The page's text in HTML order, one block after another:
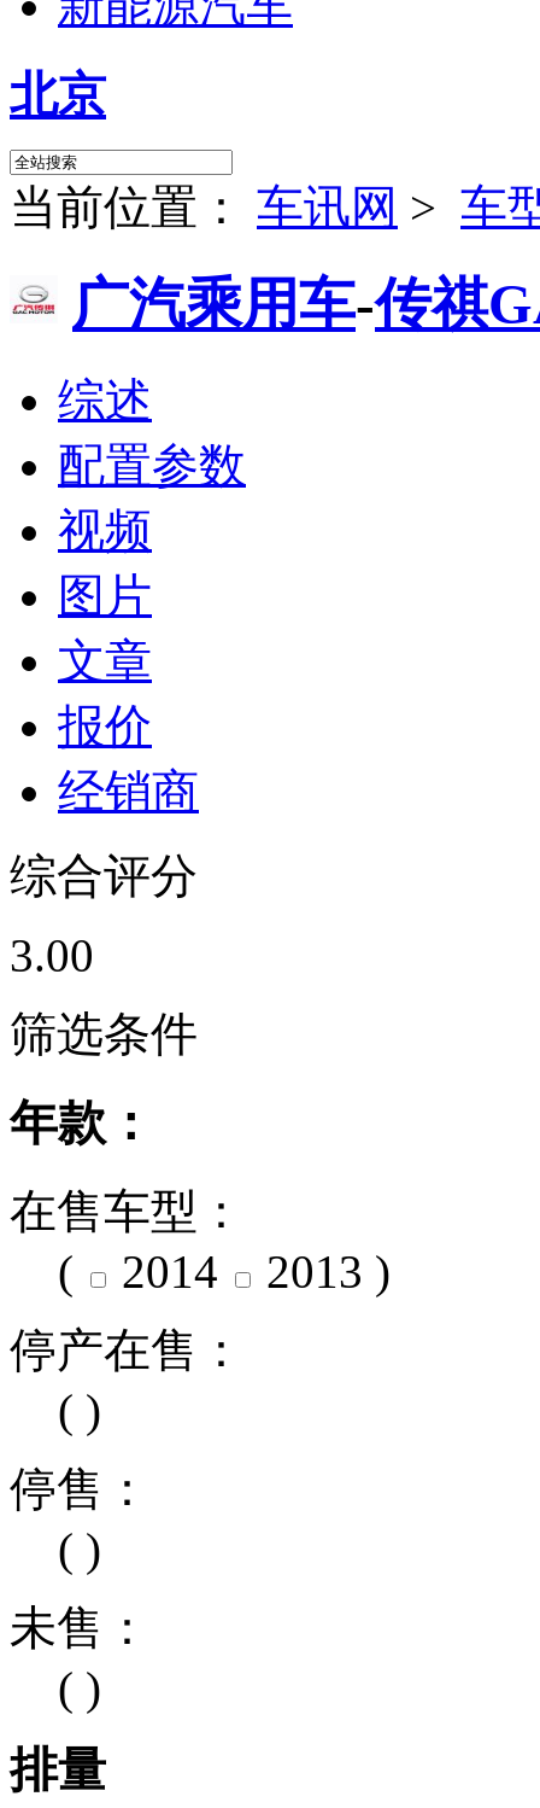
北京
当前位置： 车讯网 > 车
广汽乘用车-传祺
综述
配置参数
视频
图片
文章
报价
经销商
综合评分
3.00
筛选条件
年款：
在售车型：
(
2014 2013 )
停产在售：
( )
停售：
( )
未售：
( )
排量